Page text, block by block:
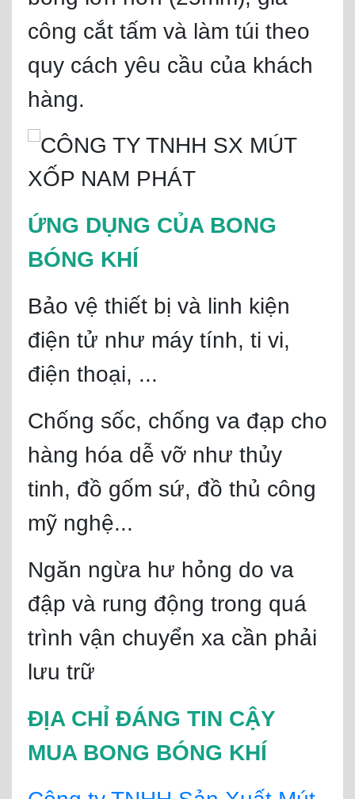
công cắt tấm và làm túi theo
quy cách yêu cầu của khách
hàng.
ỨNG DỤNG CỦA BONG
BÓNG KHÍ
Bảo vệ thiết bị và linh kiện
điện tử như máy tính, ti vi,
điện thoại, ...
Chống sốc, chống va đạp cho
hàng hóa dễ vỡ như thủy
tinh, đồ gốm sứ, đồ thủ công
mỹ nghệ...
Ngăn ngừa hư hỏng do va
đập và rung động trong quá
trình vận chuyển xa cần phải
lưu trữ
ĐỊA CHỈ ĐÁNG TIN CẬY
MUA BONG BÓNG KHÍ